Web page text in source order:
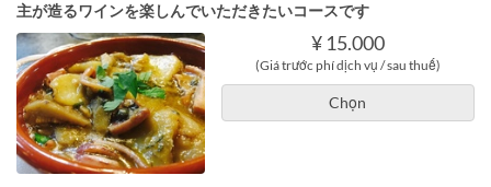
主が造るワインを楽しんでいただきたいコースです
¥ 15.000
(Giá trước phí dịch vụ / sau thuế)
Chọn